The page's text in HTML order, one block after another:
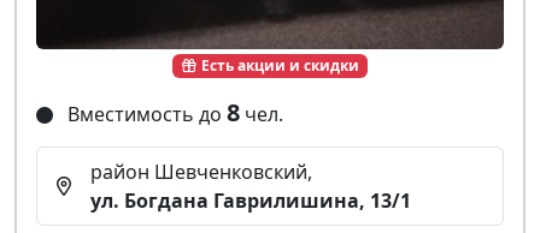
Есть акции и скидки
Вместимость до 8 чел.
район Шевченковский,
ул. Богдана Гаврилишина, 13/1